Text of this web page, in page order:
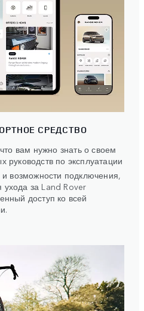
СРЕДСТВО
вам нужно знать о своем
по эксплуатации
и возможности подключения,
за Land Rover
доступ ко всей